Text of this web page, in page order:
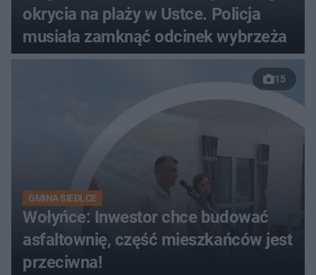
okrycia na plaży w Ustce. Policja
musiała zamknąć odcinek wybrzeża
15
GMINA SIEDLCE
Wołyńce: Inwestor chce budować
asfaltownię, część mieszkańców jest
przeciwna!